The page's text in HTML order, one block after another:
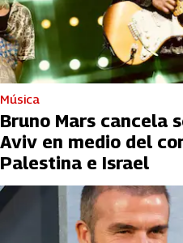
Música
Bruno Mars cancela
Aviv en medio del
Palestina e Israel